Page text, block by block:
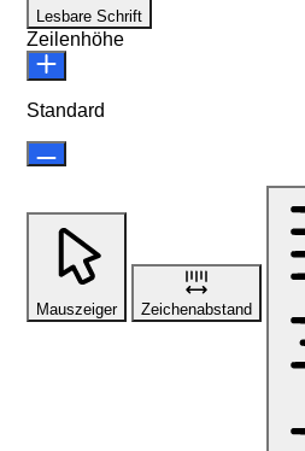
Lesbare Schrift
Zeilenhöhe
Standard
Mauszeiger Zeichenabstand